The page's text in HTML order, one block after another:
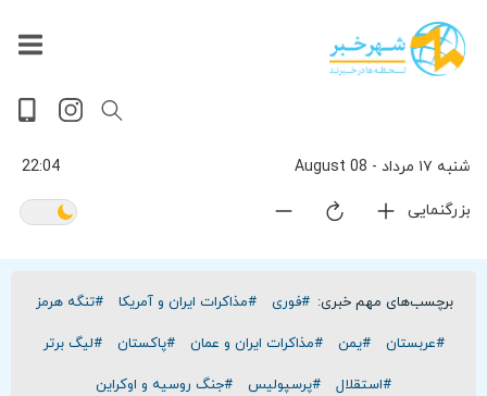
شنبه ۱۷ مرداد - 08 August 22:04
بزرگنمایی
پربیننده‌ترین
اخبار
آخرین
اخبار
پخش
داغ
ترین
سیاسی
ورزشی
اقتصادی
حوادث
گوناگون
تصویری
سلامت
جهان
فرهنگی
ویدیویی
بازار
برچسب‌های مهم خبری: #فوری #مذاکرات ایران و آمریکا #تنگه هرمز
#عربستان #یمن #مذاکرات ایران و عمان #پاکستان #لیگ برتر
#استقلال #پرسپولیس #جنگ روسیه و اوکراین